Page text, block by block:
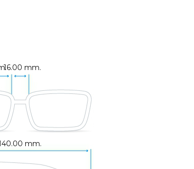
16.00 mm.
mm.